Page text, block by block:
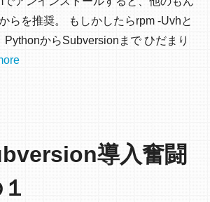
らを推奨。 もしかしたらrpm -Uvhと
PythonからSubversionまで ひだまり
導入奮闘